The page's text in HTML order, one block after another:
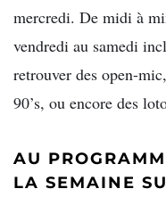
mercredi. De midi à
vendredi au samedi
retrouver des open-
90’s, ou encore des
AU
LA SEMAINE